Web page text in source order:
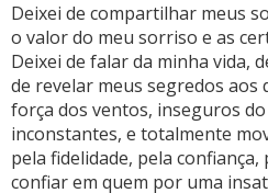
Deixei de compartilhar meus
o valor do meu sorriso e as
Deixei de falar da minha vida,
de revelar meus segredos aos
força dos ventos, inseguros
inconstantes, e totalmente
pela fidelidade, pela confiança,
confiar em quem por uma